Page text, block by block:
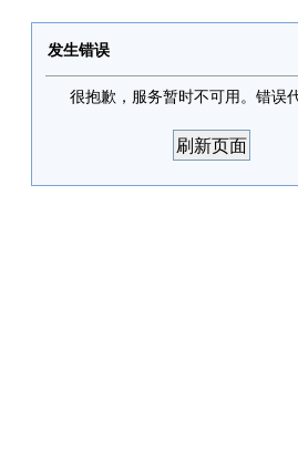
发生错误
很抱歉，服务暂时不可用。错误